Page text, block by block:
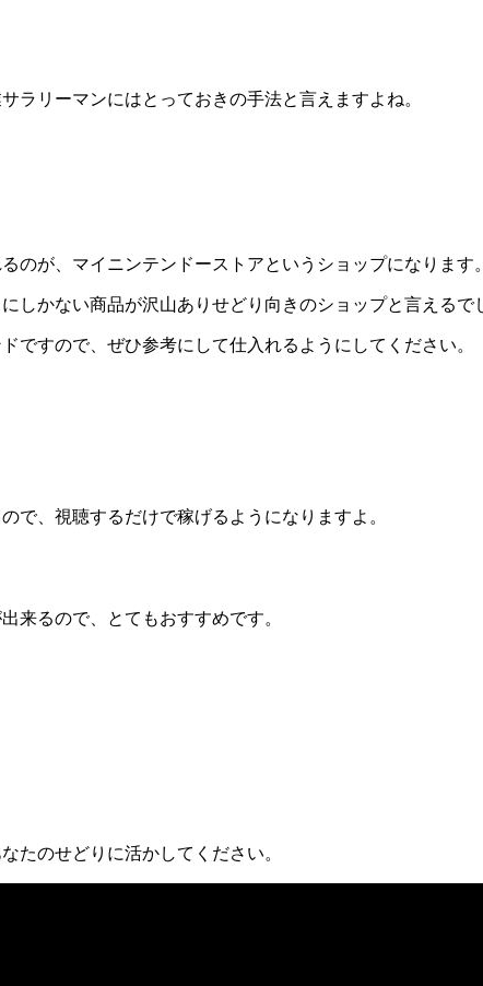
ラリーマンにはとっておきの手法と言えますよね。
のが、マイニンテンドーストアというショップになります。
かない商品が沢山ありせどり向きのショップと言えるで
ですので、ぜひ参考にして仕入れるようにしてください。
で、視聴するだけで稼げるようになりますよ。
来るので、とてもおすすめです。
たのせどりに活かしてください。